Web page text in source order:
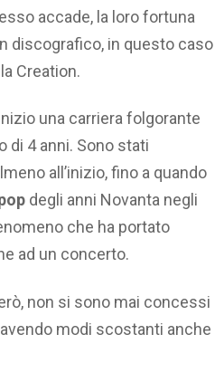
accade, la loro fortuna
discografico, in questo caso
Creation.
una carriera folgorante
di 4 anni. Sono stati
all’inizio, fino a quando
degli anni Novanta negli
che ha portato
ad un concerto.
non si sono mai concessi
modi scostanti anche